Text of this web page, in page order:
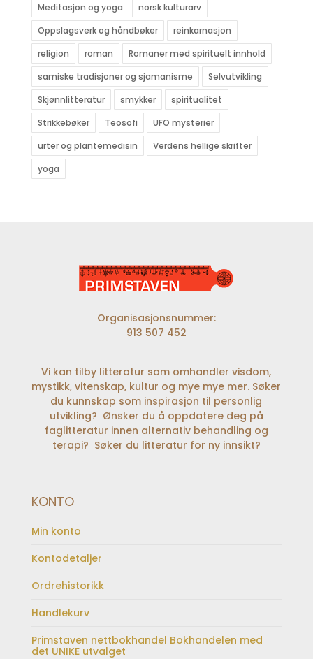
Meditasjon og yoga
norsk kulturarv
Oppslagsverk og håndbøker
reinkarnasjon
religion
roman
Romaner med spirituelt innhold
samiske tradisjoner og sjamanisme
Selvutvikling
Skjønnlitteratur
smykker
spiritualitet
Strikkebøker
Teosofi
UFO mysterier
urter og plantemedisin
Verdens hellige skrifter
yoga
Organisasjonsnummer:
913 507 452
Vi kan tilby litteratur som omhandler visdom,
mystikk, vitenskap, kultur og mye mye mer. Søker
du kunnskap som inspirasjon til personlig
utvikling? Ønsker du å oppdatere deg på
faglitteratur innen alternativ behandling og
terapi? Søker du litteratur for ny innsikt?
KONTO
Min konto
Kontodetaljer
Ordrehistorikk
Handlekurv
Primstaven nettbokhandel Bokhandelen med
det UNIKE utvalget